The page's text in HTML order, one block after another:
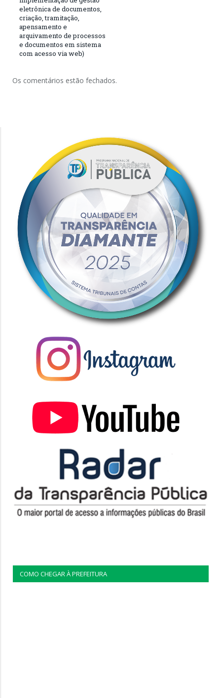
eletrônica de documentos,
criação, tramitação,
apensamento e
arquivamento de processos
e documentos em sistema
com acesso via web)
Os comentários estão fechados.
COMO CHEGAR À PREFEITURA